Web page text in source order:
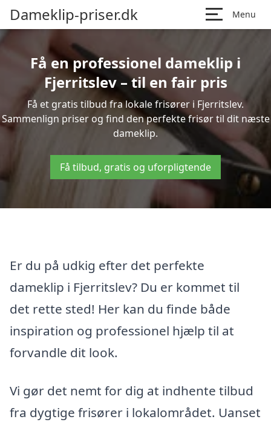
Dameklip-priser.dk Menu
Få en professionel dameklip i
Fjerritslev – til en fair pris
Få et gratis tilbud fra lokale frisører i Fjerritslev.
Sammenlign priser og find den perfekte frisør til dit næste
dameklip.
Få tilbud, gratis og uforpligtende
Er du på udkig efter det perfekte
dameklip i Fjerritslev? Du er kommet til
det rette sted! Her kan du finde både
inspiration og professionel hjælp til at
forvandle dit look.
Vi gør det nemt for dig at indhente tilbud
fra dygtige frisører i lokalområdet. Uanset